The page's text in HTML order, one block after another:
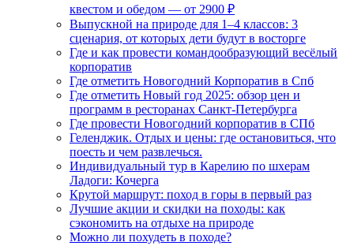
квестом и обедом — от 2900 ₽
Выпускной на природе для 1–4 классов: 3
сценария, от которых дети будут в восторге
Где и как провести командообразующий весёлый
корпоратив
Где отметить Новогодний Корпоратив в Спб
Где отметить Новый год 2025: обзор цен и
программ в ресторанах Санкт-Петербурга
Где провести Новогодний корпоратив в СПб
Геленджик. Отдых и цены: где остановиться, что
поесть и чем развлечься.
Индивидуальный тур в Карелию по шхерам
Ладоги: Кочерга
Крутой маршрут: поход в горы в первый раз
Лучшие акции и скидки на походы: как
сэкономить на отдыхе на природе
Можно ли похудеть в походе?